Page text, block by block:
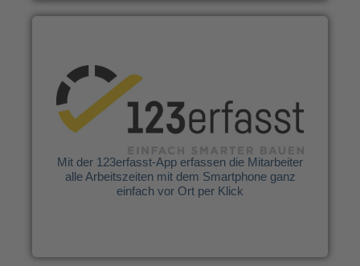
Mit der 123erfasst-App erfassen die Mitarbeiter
alle Arbeitszeiten mit dem Smartphone ganz
einfach vor Ort per Klick
123erfasst.de GmbH
Mit der 123erfasst-App erfassen die Mitarbeiter
alle Arbeitszeiten mit dem Smartphone ganz
einfach vor Ort per Klick.
Weitere Infos